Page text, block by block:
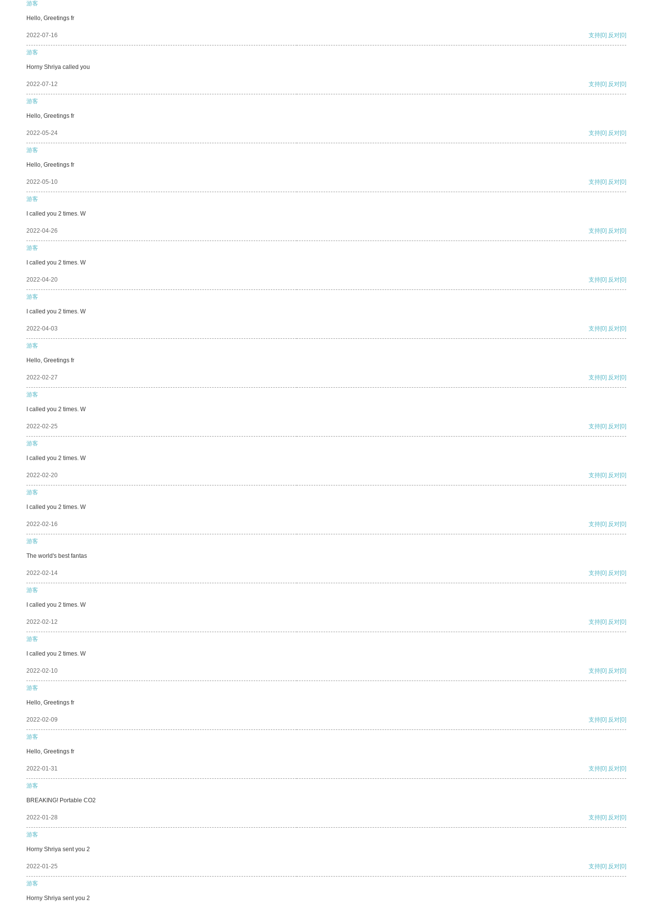
游客
Hello, Greetings fr
2022-07-16 支持[0] 反对[0]
游客
Horny Shriya called you
2022-07-12 支持[0] 反对[0]
游客
Hello, Greetings fr
2022-05-24 支持[0] 反对[0]
游客
Hello, Greetings fr
2022-05-10 支持[0] 反对[0]
游客
I called you 2 times. W
2022-04-26 支持[0] 反对[0]
游客
I called you 2 times. W
2022-04-20 支持[0] 反对[0]
游客
I called you 2 times. W
2022-04-03 支持[0] 反对[0]
游客
Hello, Greetings fr
2022-02-27 支持[0] 反对[0]
游客
I called you 2 times. W
2022-02-25 支持[0] 反对[0]
游客
I called you 2 times. W
2022-02-20 支持[0] 反对[0]
游客
I called you 2 times. W
2022-02-16 支持[0] 反对[0]
游客
The world's best fantas
2022-02-14 支持[0] 反对[0]
游客
I called you 2 times. W
2022-02-12 支持[0] 反对[0]
游客
I called you 2 times. W
2022-02-10 支持[0] 反对[0]
游客
Hello, Greetings fr
2022-02-09 支持[0] 反对[0]
游客
Hello, Greetings fr
2022-01-31 支持[0] 反对[0]
游客
BREAKING! Portable CO2
2022-01-28 支持[0] 反对[0]
游客
Horny Shriya sent you 2
2022-01-25 支持[0] 反对[0]
游客
Horny Shriya sent you 2